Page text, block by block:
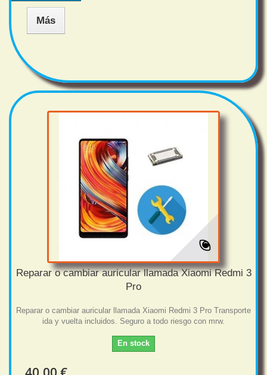
Más
Reparar o cambiar auricular llamada Xiaomi Redmi 3
Pro
Reparar o cambiar auricular llamada Xiaomi Redmi 3 Pro Transporte
ida y vuelta incluidos. Seguro a todo riesgo con mrw.
En stock